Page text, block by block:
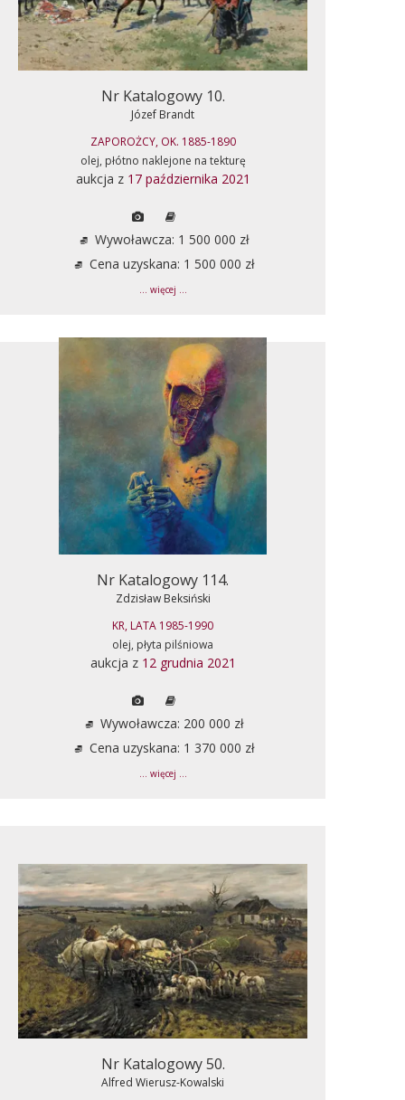
Nr Katalogowy 10.
Józef Brandt
ZAPOROŻCY, OK. 1885-1890
olej, płótno naklejone na tekturę
aukcja z 17 października 2021
Wywoławcza: 1 500 000 zł
Cena uzyskana: 1 500 000 zł
... więcej ...
Nr Katalogowy 114.
Zdzisław Beksiński
KR, LATA 1985-1990
olej, płyta pilśniowa
aukcja z 12 grudnia 2021
Wywoławcza: 200 000 zł
Cena uzyskana: 1 370 000 zł
... więcej ...
Nr Katalogowy 50.
Alfred Wierusz-Kowalski